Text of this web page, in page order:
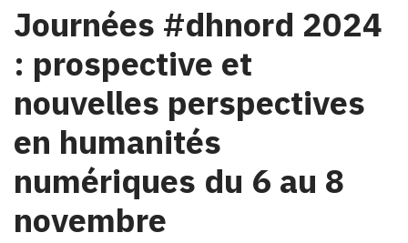
Journées #dhnord 2024
: prospective et
nouvelles perspectives
en humanités
numériques du 6 au 8
novembre